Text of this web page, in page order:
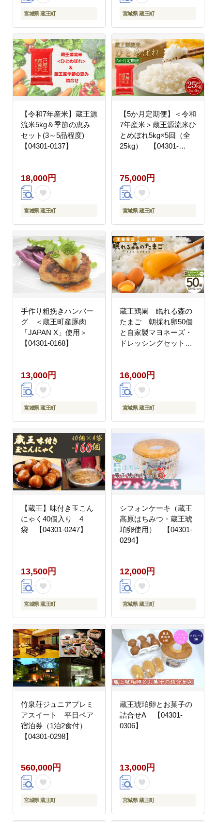
宮城県 蔵王町 宮城県 蔵王町
【令和7年産米】蔵王源
流米5kg＆季節の恵み
セット(3～5品程度)
【04301-0137】
18,000円
宮城県 蔵王町
【5か月定期便】＜令和
7年産米＞蔵王源流米ひ
とめぼれ5kg×5回（全
25kg） 【04301-
75,000円
宮城県 蔵王町
手作り粗挽きハンバー
グ ＜蔵王町産豚肉
「JAPAN X」使用＞
【04301-0168】
13,000円
宮城県 蔵王町
蔵王鶏園 眠れる森の
たまご 朝採れ卵50個
と自家製マヨネーズ・
ドレッシングセット
16,000円
宮城県 蔵王町
【蔵王】味付き玉こん
にゃく40個入り 4
袋 【04301-0247】
13,500円
宮城県 蔵王町
シフォンケーキ（蔵王
高原はちみつ・蔵王琥
珀卵使用） 【04301-
0294】
12,000円
宮城県 蔵王町
竹泉荘ジュニアプレミ
アスイート 平日ペア
宿泊券（1泊2食付）
【04301-0298】
560,000円
宮城県 蔵王町
蔵王琥珀卵とお菓子の
詰合せA 【04301-
0306】
13,000円
宮城県 蔵王町